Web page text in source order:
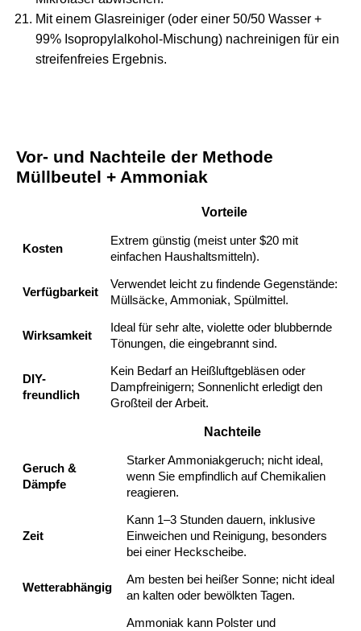
Mit einem Glasreiniger (oder einer 50/50 Wasser +
99% Isopropylalkohol-Mischung) nachreinigen für ein
streifenfreies Ergebnis.
Vor- und Nachteile der Methode
Müllbeutel + Ammoniak
Vorteile
Kosten
Extrem günstig (meist unter $20 mit
einfachen Haushaltsmitteln).
Verfügbarkeit
Verwendet leicht zu findende Gegenstände:
Müllsäcke, Ammoniak, Spülmittel.
Wirksamkeit
Ideal für sehr alte, violette oder blubbernde
Tönungen, die eingebrannt sind.
DIY-
freundlich
Kein Bedarf an Heißluftgebläsen oder
Dampfreinigern; Sonnenlicht erledigt den
Großteil der Arbeit.
Nachteile
Geruch &
Dämpfe
Starker Ammoniakgeruch; nicht ideal,
wenn Sie empfindlich auf Chemikalien
reagieren.
Zeit
Kann 1–3 Stunden dauern, inklusive
Einweichen und Reinigung, besonders
bei einer Heckscheibe.
Wetterabhängig
Am besten bei heißer Sonne; nicht ideal
an kalten oder bewölkten Tagen.
Ammoniak kann Polster und